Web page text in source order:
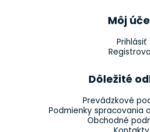
Môj
Prihlásiť
Dôležité
Prevádzkové
Podmienky spracovania
Obchodné